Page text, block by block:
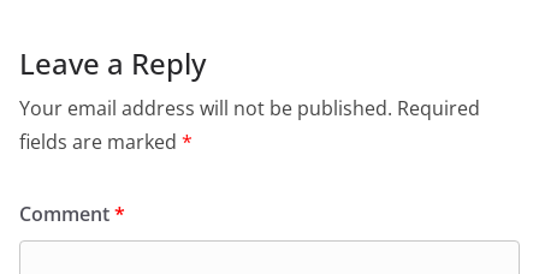
Leave a Reply
Your email address will not be published. Required
fields are marked *
Comment*